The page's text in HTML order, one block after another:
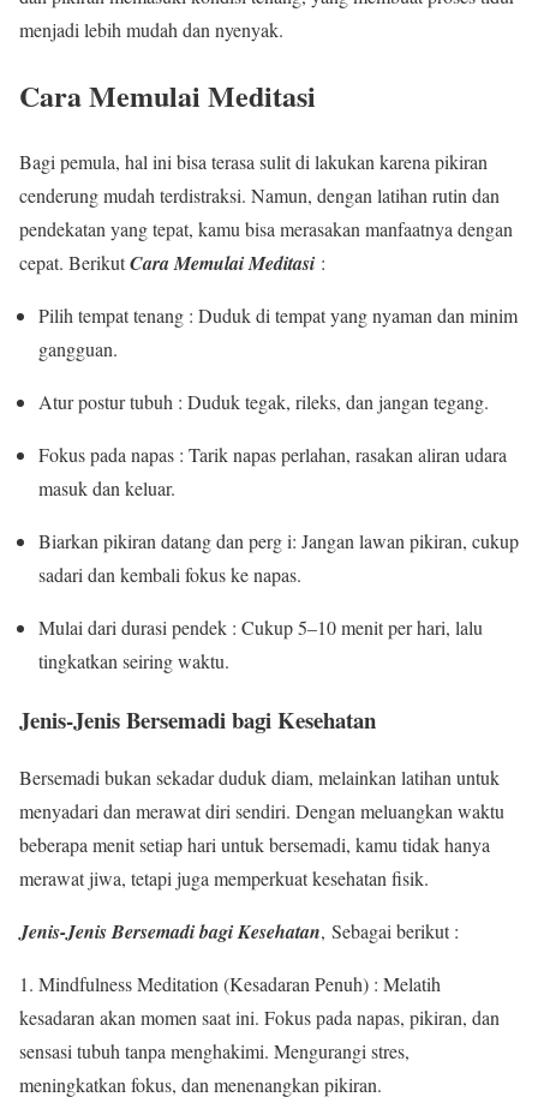
menjadi lebih mudah dan nyenyak.
Cara Memulai Meditasi
Bagi pemula, hal ini bisa terasa sulit di lakukan karena pikiran
cenderung mudah terdistraksi. Namun, dengan latihan rutin dan
pendekatan yang tepat, kamu bisa merasakan manfaatnya dengan
cepat. BerikutCara Memulai Meditasi :
Pilih tempat tenang : Duduk di tempat yang nyaman dan minim
gangguan.
Atur postur tubuh : Duduk tegak, rileks, dan jangan tegang.
Fokus pada napas : Tarik napas perlahan, rasakan aliran udara
masuk dan keluar.
Biarkan pikiran datang dan perg i: Jangan lawan pikiran, cukup
sadari dan kembali fokus ke napas.
Mulai dari durasi pendek : Cukup 5–10 menit per hari, lalu
tingkatkan seiring waktu.
Jenis-Jenis Bersemadi bagi Kesehatan
Bersemadi bukan sekadar duduk diam, melainkan latihan untuk
menyadari dan merawat diri sendiri. Dengan meluangkan waktu
beberapa menit setiap hari untuk bersemadi, kamu tidak hanya
merawat jiwa, tetapi juga memperkuat kesehatan fisik.
Jenis-Jenis Bersemadi bagi Kesehatan, Sebagai berikut :
1. Mindfulness Meditation (Kesadaran Penuh) : Melatih
kesadaran akan momen saat ini. Fokus pada napas, pikiran, dan
sensasi tubuh tanpa menghakimi. Mengurangi stres,
meningkatkan fokus, dan menenangkan pikiran.